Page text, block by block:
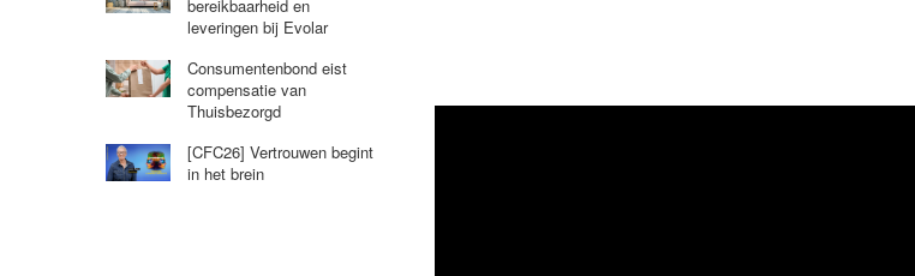
bereikbaarheid en
leveringen bij Evolar
Consumentenbond eist
compensatie van
Thuisbezorgd
[CFC26] Vertrouwen begint
in het brein